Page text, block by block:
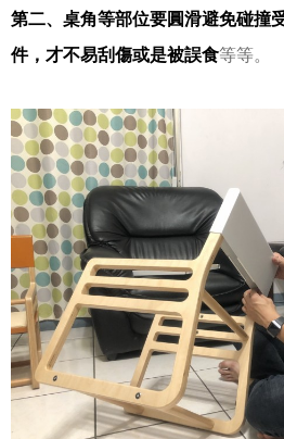
第二、桌角等部位要圓滑避免碰撞
件，才不易刮傷或是被誤食等等。